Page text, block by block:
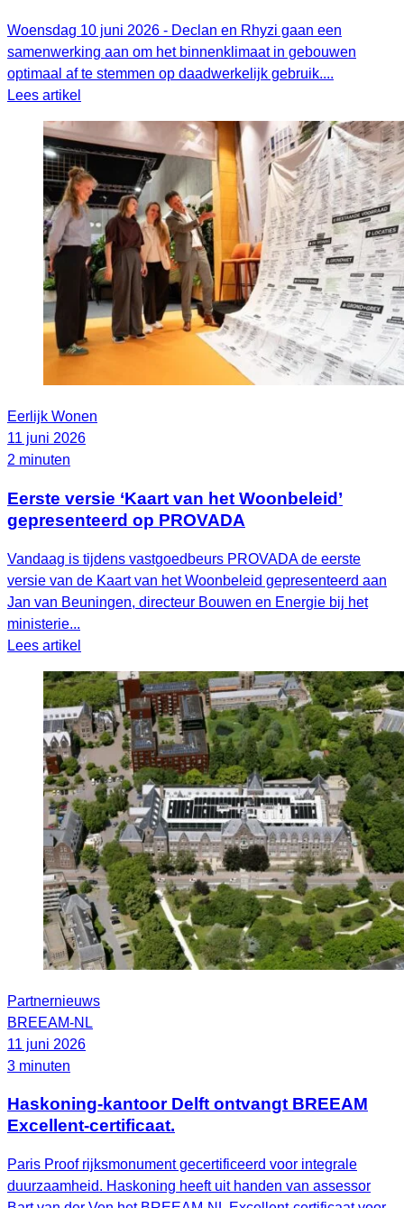
Woensdag 10 juni 2026 - Declan en Rhyzi gaan een
samenwerking aan om het binnenklimaat in gebouwen
optimaal af te stemmen op daadwerkelijk gebruik....
Lees artikel
Eerlijk Wonen
11 juni 2026
2 minuten
Eerste versie ‘Kaart van het Woonbeleid’
gepresenteerd op PROVADA
Vandaag is tijdens vastgoedbeurs PROVADA de eerste
versie van de Kaart van het Woonbeleid gepresenteerd aan
Jan van Beuningen, directeur Bouwen en Energie bij het
ministerie...
Lees artikel
Partnernieuws
BREEAM-NL
11 juni 2026
3 minuten
Haskoning-kantoor Delft ontvangt BREEAM
Excellent-certificaat.
Paris Proof rijksmonument gecertificeerd voor integrale
duurzaamheid. Haskoning heeft uit handen van assessor